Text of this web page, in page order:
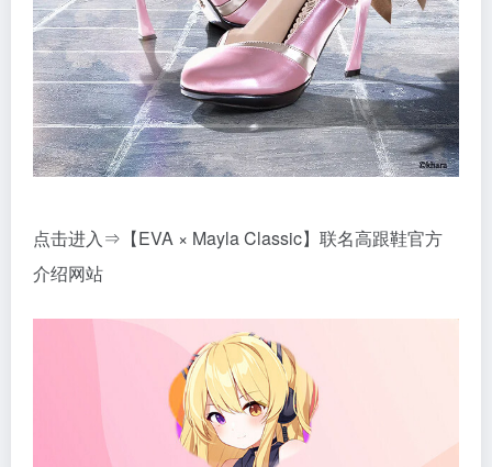
点击进入⇒【EVA × Mayla Classic】联名高跟鞋官方
介绍网站